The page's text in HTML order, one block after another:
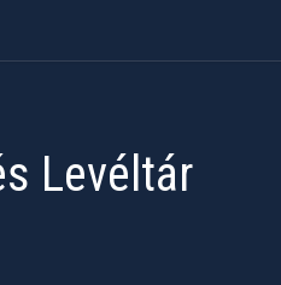
Levéltár